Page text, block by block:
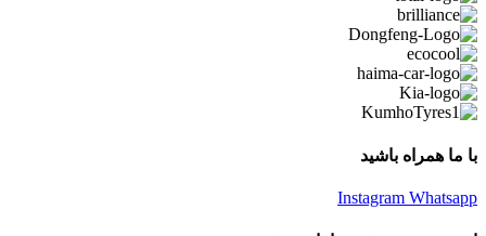
با ما همراه باشید
Instagram Whatsapp